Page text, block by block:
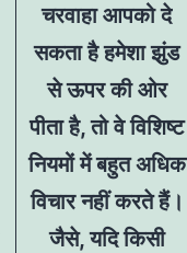
चरवाहा आपको दे
सकता है हमेशा झुंड
से ऊपर की ओर
पीता है, तो वे विशिष्ट
नियमों में बहुत अधिक
विचार नहीं करते हैं।
जैसे, यदि किसी